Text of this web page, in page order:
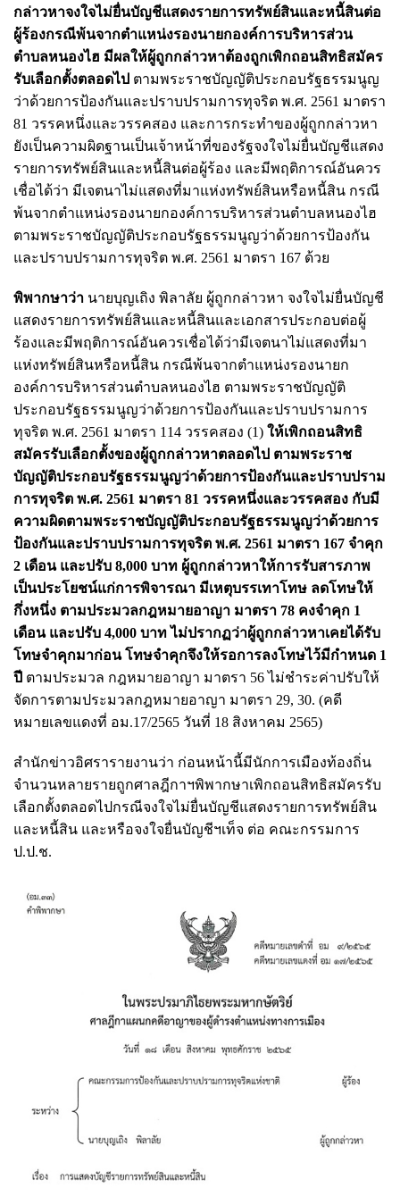
กล่าวหาจงใจไม่ยื่นบัญชีแสดงรายการทรัพย์สินและหนี้สินต่อ
ผู้ร้องกรณีพ้นจากตําแหน่งรองนายกองค์การบริหารส่วน
ตําบลหนองไฮ มีผลให้ผู้ถูกกล่าวหาต้องถูกเพิกถอนสิทธิสมัคร
รับเลือกตั้งตลอดไป ตามพระราชบัญญัติประกอบรัฐธรรมนูญ
ว่าด้วยการป้องกันและปราบปรามการทุจริต พ.ศ. 2561 มาตรา
81 วรรคหนึ่งและวรรคสอง และการกระทําของผู้ถูกกล่าวหา
ยังเป็นความผิดฐานเป็นเจ้าหน้าที่ของรัฐจงใจไม่ยื่นบัญชีแสดง
รายการทรัพย์สินและหนี้สินต่อผู้ร้อง และมีพฤติการณ์อันควร
เชื่อได้ว่า มีเจตนาไม่แสดงที่มาแห่งทรัพย์สินหรือหนี้สิน กรณี
พ้นจากตําแหน่งรองนายกองค์การบริหารส่วนตําบลหนองไฮ
ตามพระราชบัญญัติประกอบรัฐธรรมนูญว่าด้วยการป้องกัน
และปราบปรามการทุจริต พ.ศ. 2561 มาตรา 167 ด้วย
พิพากษาว่า นายบุญเถิง พิลาลัย ผู้ถูกกล่าวหา จงใจไม่ยื่นบัญชี
แสดงรายการทรัพย์สินและหนี้สินและเอกสารประกอบต่อผู้
ร้องและมีพฤติการณ์อันควรเชื่อได้ว่ามีเจตนาไม่แสดงที่มา
แห่งทรัพย์สินหรือหนี้สิน กรณีพ้นจากตําแหน่งรองนายก
องค์การบริหารส่วนตําบลหนองไฮ ตามพระราชบัญญัติ
ประกอบรัฐธรรมนูญว่าด้วยการป้องกันและปราบปรามการ
ทุจริต พ.ศ. 2561 มาตรา 114 วรรคสอง (1) ให้เพิกถอนสิทธิ
สมัครรับเลือกตั้งของผู้ถูกกล่าวหาตลอดไป ตามพระราช
บัญญัติประกอบรัฐธรรมนูญว่าด้วยการป้องกันและปราบปราม
การทุจริต พ.ศ. 2561 มาตรา 81 วรรคหนึ่งและวรรคสอง กับมี
ความผิดตามพระราชบัญญัติประกอบรัฐธรรมนูญว่าด้วยการ
ป้องกันและปราบปรามการทุจริต พ.ศ. 2561 มาตรา 167 จําคุก
2 เดือน และปรับ 8,000 บาท ผู้ถูกกล่าวหาให้การรับสารภาพ
เป็นประโยชน์แก่การพิจารณา มีเหตุบรรเทาโทษ ลดโทษให้
กึ่งหนึ่ง ตามประมวลกฎหมายอาญา มาตรา 78 คงจําคุก 1
เดือน และปรับ 4,000 บาท ไม่ปรากฏว่าผู้ถูกกล่าวหาเคยได้รับ
โทษจําคุกมาก่อน โทษจําคุกจึงให้รอการลงโทษไว้มีกําหนด 1
ปี ตามประมวล กฎหมายอาญา มาตรา 56 ไม่ชําระค่าปรับให้
จัดการตามประมวลกฎหมายอาญา มาตรา 29, 30. (คดี
หมายเลขแดงที่ อม.17/2565 วันที่ 18 สิงหาคม 2565)
สำนักข่าวอิศรารายงานว่า ก่อนหน้านี้มีนักการเมืองท้องถิ่น
จำนวนหลายรายถูกศาลฎีกาฯพิพากษาเพิกถอนสิทธิสมัครรับ
เลือกตั้งตลอดไปกรณีจงใจไม่ยื่นบัญชีแสดงรายการทรัพย์สิน
และหนี้สิน และหรือจงใจยื่นบัญชีฯเท็จ ต่อ คณะกรรมการ
ป.ป.ช.